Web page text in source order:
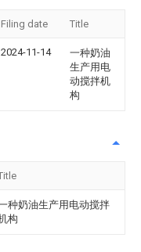
Filing date Title
2024-11-14
一种奶油
生产用电
动搅拌机
构
种奶油生产用电动搅拌
构